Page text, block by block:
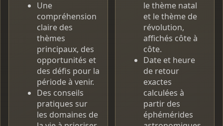
Une
compréhension
claire des
thèmes
principaux, des
opportunités et
des défis pour la
période à venir.
Des conseils
pratiques sur
les domaines de
le thème natal
et le thème de
révolution,
affichés côte à
côte.
Date et heure
de retour
exactes
calculées à
partir des
éphémérides